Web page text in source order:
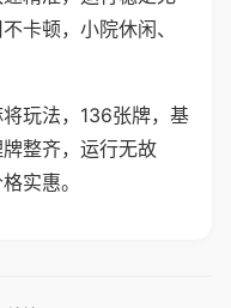
卡顿，小院休闲、
玩法，136张牌，基
整齐，运行无故
实惠。